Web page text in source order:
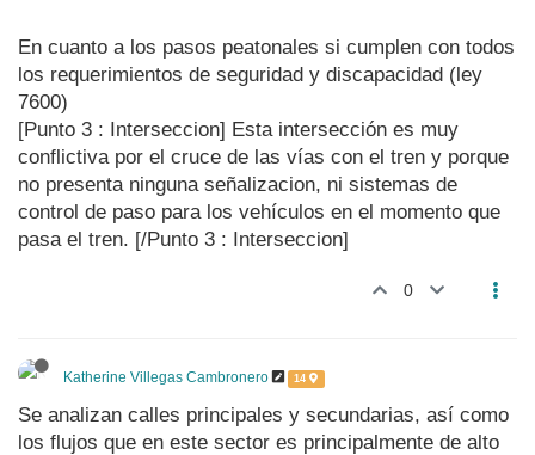
En cuanto a los pasos peatonales si cumplen con todos
los requerimientos de seguridad y discapacidad (ley
7600)
[Punto 3 : Interseccion] Esta intersección es muy
conflictiva por el cruce de las vías con el tren y porque
no presenta ninguna señalizacion, ni sistemas de
control de paso para los vehículos en el momento que
pasa el tren. [/Punto 3 : Interseccion]
0
Katherine Villegas Cambronero 14
Se analizan calles principales y secundarias, así como
los flujos que en este sector es principalmente de alto